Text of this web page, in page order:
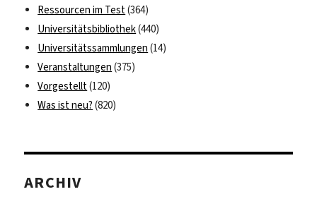
Ressourcen im Test(364)
Universitätsbibliothek(440)
Universitätssammlungen (14)
Veranstaltungen (375)
Vorgestellt(120)
Was ist neu? (820)
ARCHIV